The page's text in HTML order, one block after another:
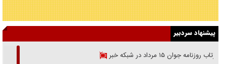
پیشنهاد سردبیر
بازتاب روزنامه جوان ۱۵ مرداد در شبکه خبر